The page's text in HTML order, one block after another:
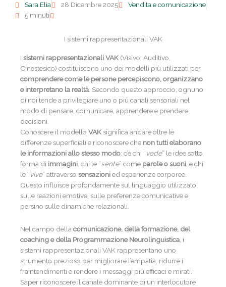
Sara Elia 28 Dicembre 2025
Vendita e comunicazione
5 minuti
I sistemi rappresentazionali VAK
I sistemi rappresentazionali VAK (Visivo, Auditivo,
Cinestesico) costituiscono uno dei modelli più utilizzati per
comprenderecome le persone percepiscono, organizzano
e interpretano la realtà. Secondo questo approccio, ognuno
di noi tende a privilegiare uno o più canali sensoriali nel
modo di pensare, comunicare, apprendere e prendere
decisioni.
Conoscere il modello VAK significa andare oltre le
differenze superficiali e riconoscere che non tutti elaborano
le informazioni allo stesso modo: c’è chi “vede” le idee sotto
forma di immagini, chi le “sente” come parole o suoni, e chi
le “vive” attraverso sensazionied esperienze corporee.
Questo influisce profondamente sul linguaggio utilizzato,
sulle reazioni emotive, sulle preferenze comunicative e
persino sulle dinamiche relazionali.
Nel campo dellacomunicazione, della formazione, del
coaching e della Programmazione Neurolinguistica, i
sistemi rappresentazionali VAK rappresentano uno
strumento prezioso per migliorare l’empatia, ridurre i
fraintendimenti e rendere i messaggi più efficaci e mirati.
Saper riconoscere il canale dominante di un interlocutore